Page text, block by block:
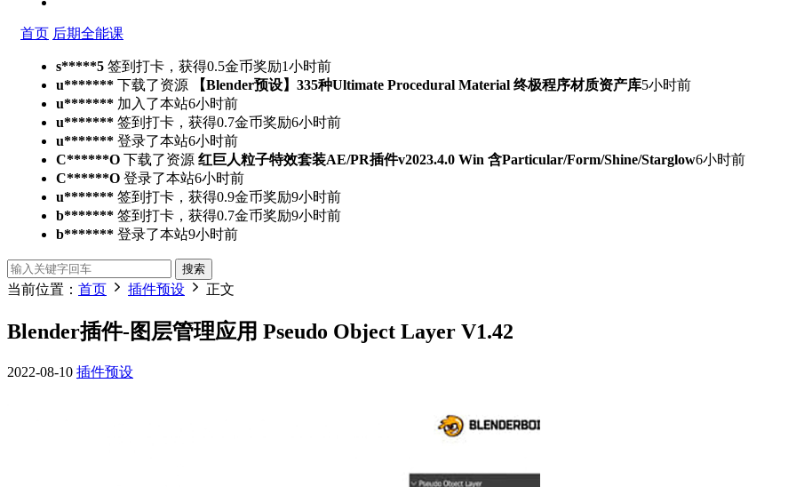
首页 后期全能课
s*****5 签到打卡，获得0.5金币奖励1小时前
u******* 下载了资源 【Blender预设】335种Ultimate Procedural Material 终极程序材质资产库5小时前
u******* 加入了本站6小时前
u******* 签到打卡，获得0.7金币奖励6小时前
u******* 登录了本站6小时前
C******O 下载了资源 红巨人粒子特效套装AE/PR插件v2023.4.0 Win 含Particular/Form/Shine/Starglow6小时前
C******O 登录了本站6小时前
u******* 签到打卡，获得0.9金币奖励9小时前
b******* 签到打卡，获得0.7金币奖励9小时前
b******* 登录了本站9小时前
搜索
当前位置： 首页 插件预设 正文
Blender插件-图层管理应用 Pseudo Object Layer V1.42
2022-08-10 插件预设